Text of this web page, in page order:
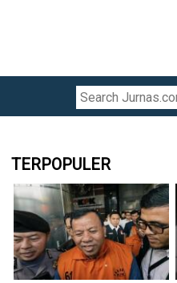
TERPOPULER